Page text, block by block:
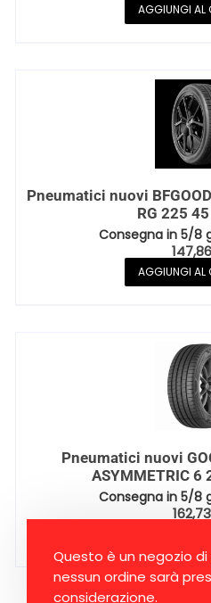
Questo è un negozio
nessun ordine sarà
considerazione.
AGGIUNGI AL
Pneumatici nuovi
RG 225
Consegna in 5/8
AGGIUNGI AL
Pneumatici nuovi
ASYMMETRIC 6
Consegna in 5/8